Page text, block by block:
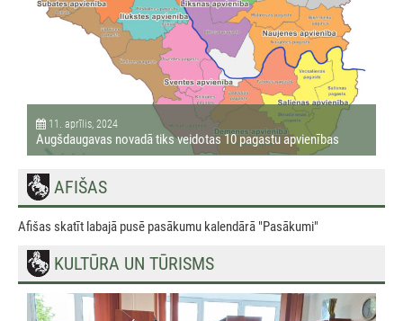
11. aprīlis, 2024
Augšdaugavas novadā tiks veidotas 10 pagastu apvienības
AFIŠAS
Afišas skatīt labajā pusē pasākumu kalendārā "Pasākumi"
KULTŪRA UN TŪRISMS